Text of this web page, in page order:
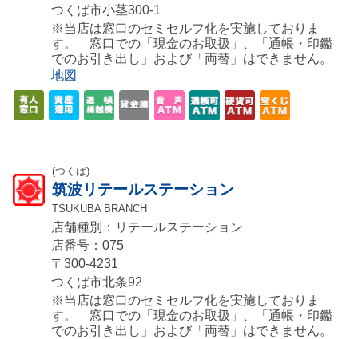
つくば市小茎300-1
※当店は窓口のセミセルフ化を実施しておりま
す。 窓口での「現金のお取扱」、「通帳・印鑑
でのお引き出し」および「両替」はできません。
地図
(つくば)
筑波リテールステーション
TSUKUBA BRANCH
店舗種別：リテールステーション
店番号：075
〒300-4231
つくば市北条92
※当店は窓口のセミセルフ化を実施しておりま
す。 窓口での「現金のお取扱」、「通帳・印鑑
でのお引き出し」および「両替」はできません。